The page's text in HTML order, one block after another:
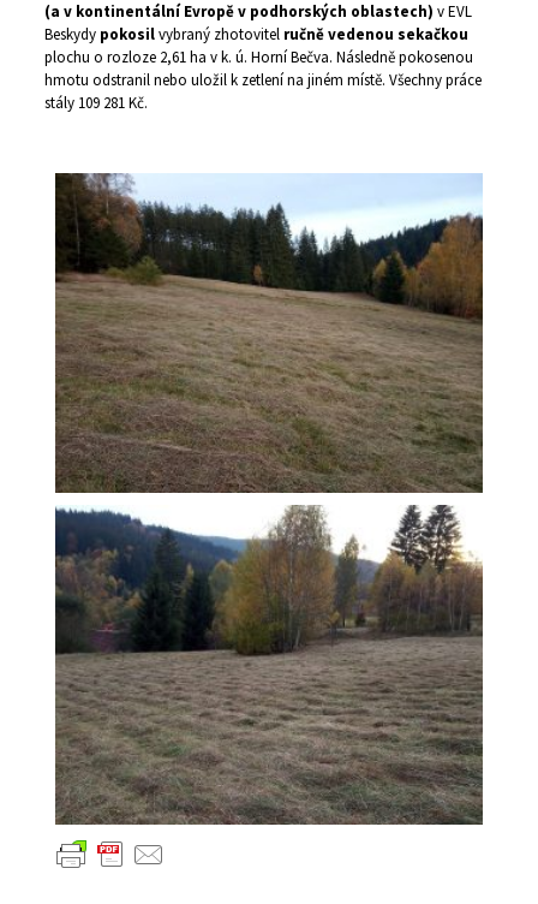
(a v kontinentální Evropě v podhorských oblastech) v EVL
Beskydy pokosilvybraný zhotovitel ručně vedenou sekačkou
plochu o rozloze 2,61 ha v k. ú. Horní Bečva. Následně pokosenou
hmotu odstranil nebo uložil k zetlení na jiném místě. Všechny práce
stály 109 281 Kč.